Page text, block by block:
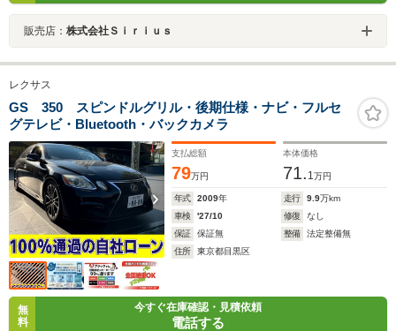
販売店： 株式会社Ｓｉｒｉｕｓ
レクサス
GS 350 スピンドルグリル・後期仕様・ナビ・フルセ
グテレビ・Bluetooth・バックカメラ
支払総額
79万円
本体価格
71. 1万円
年式 2009年 走行 9.9万km
車検
'27/10 修復
なし
保証
保証無 整備
法定整備無
住所
東京都目黒区
無
料
今すぐ在庫確認・見積依頼
電話する